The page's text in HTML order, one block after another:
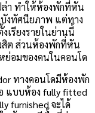
า ทำให้ห้องพักที่หัน
งทัศนียภาพ แต่ทาง
เรียงรายในย่านนี้
สิต ส่วนห้องพักที่หัน
ย่อมของคนในคอนโด
ทางคอนโดมีห้องพัก
แบบห้อง fully fitted
furnished จะได้